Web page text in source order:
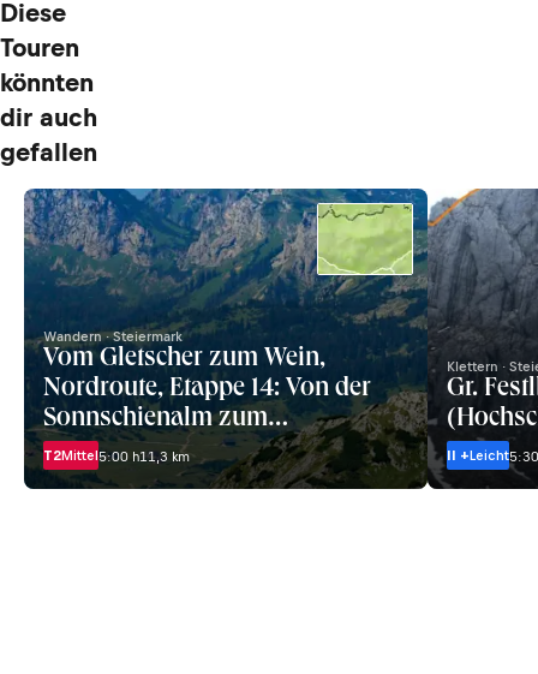
Diese
Touren
könnten
dir auch
gefallen
Wandern · Steiermark
Vom Gletscher zum Wein,
Nordroute, Etappe 14: Von der
Sonnschienalm zum
Schiestlhaus
T2Mittel5:00 h11,3 km
Klettern ·
Gr.
II +Leicht